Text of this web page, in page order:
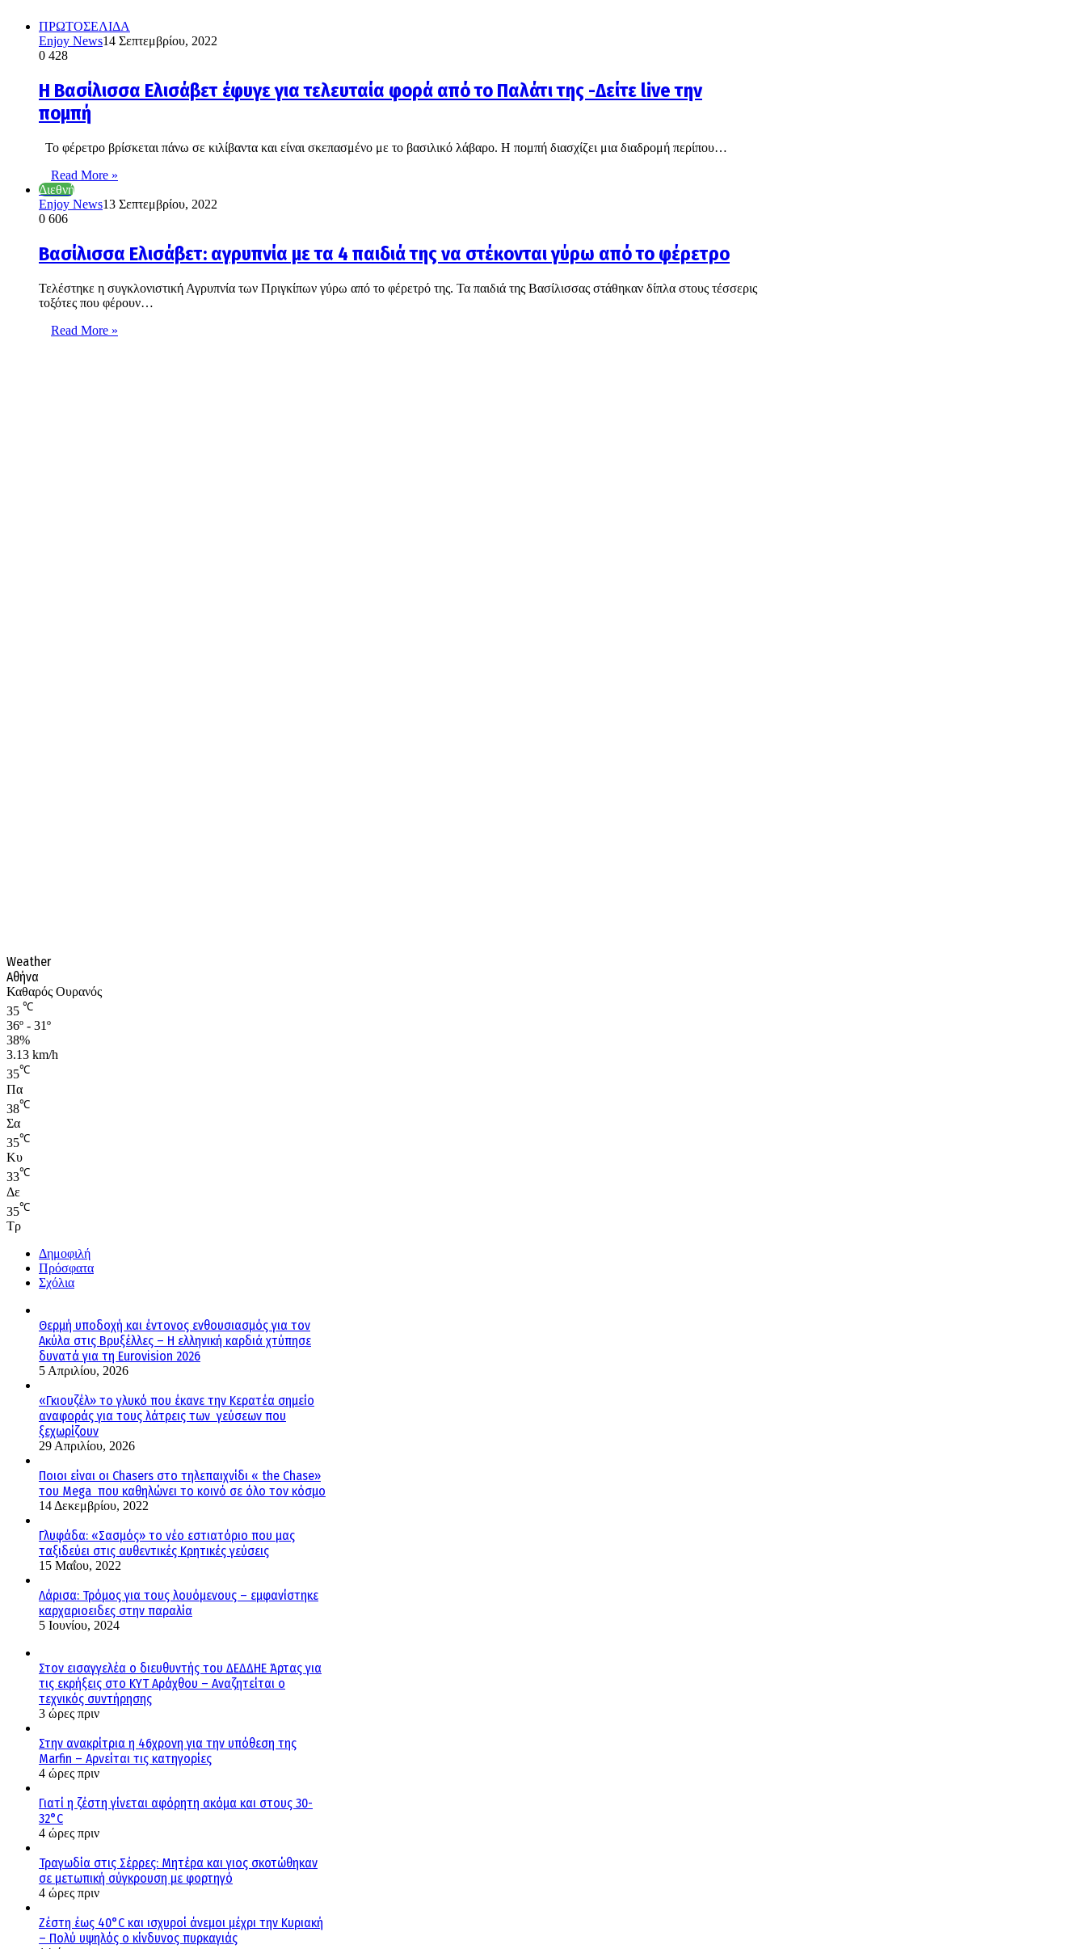
ΠΡΩΤΟΣΕΛΙΔΑ
Enjoy News14 Σεπτεμβρίου, 2022
0 428
H Βασίλισσα Ελισάβετ έφυγε για τελευταία φορά από το Παλάτι της -Δείτε live την
πομπή
Το φέρετρο βρίσκεται πάνω σε κιλίβαντα και είναι σκεπασμένο με το βασιλικό λάβαρο. Η πομπή διασχίζει μια διαδρομή περίπου…
Read More »
Διεθνή
Enjoy News13 Σεπτεμβρίου, 2022
0 606
Βασίλισσα Ελισάβετ: αγρυπνία με τα 4 παιδιά της να στέκονται γύρω από το φέρετρο
Τελέστηκε η συγκλονιστική Αγρυπνία των Πριγκίπων γύρω από το φέρετρό της. Τα παιδιά της Βασίλισσας στάθηκαν δίπλα στους τέσσερις
τοξότες που φέρουν…
Read More »
Weather
Αθήνα
Καθαρός Ουρανός
35 ℃
36º - 31º
38%
3.13 km/h
35℃
Πα
38℃
Σα
35℃
Κυ
33℃
Δε
35℃
Τρ
Δημοφιλή
Πρόσφατα
Σχόλια
Θερμή υποδοχή και έντονος ενθουσιασμός για τον
Ακύλα στις Βρυξέλλες – Η ελληνική καρδιά χτύπησε
δυνατά για τη Eurovision 2026
5 Απριλίου, 2026
«Γκιουζέλ» το γλυκό που έκανε την Κερατέα σημείο
αναφοράς για τους λάτρεις των γεύσεων που
ξεχωρίζουν
29 Απριλίου, 2026
Ποιοι είναι οι Chasers στο τηλεπαιχνίδι « the Chase»
του Mega που καθηλώνει το κοινό σε όλο τον κόσμο
14 Δεκεμβρίου, 2022
Γλυφάδα: «Σασμός» το νέο εστιατόριο που μας
ταξιδεύει στις αυθεντικές Κρητικές γεύσεις
15 Μαΐου, 2022
Λάρισα: Τρόμος για τους λουόμενους – εμφανίστηκε
καρχαριοειδες στην παραλία
5 Ιουνίου, 2024
Στον εισαγγελέα ο διευθυντής του ΔΕΔΔΗΕ Άρτας για
τις εκρήξεις στο ΚΥΤ Αράχθου – Αναζητείται ο
τεχνικός συντήρησης
3 ώρες πριν
Στην ανακρίτρια η 46χρονη για την υπόθεση της
Marfin – Αρνείται τις κατηγορίες
4 ώρες πριν
Γιατί η ζέστη γίνεται αφόρητη ακόμα και στους 30-
32°C
4 ώρες πριν
Τραγωδία στις Σέρρες: Μητέρα και γιος σκοτώθηκαν
σε μετωπική σύγκρουση με φορτηγό
4 ώρες πριν
Ζέστη έως 40°C και ισχυροί άνεμοι μέχρι την Κυριακή
– Πολύ υψηλός ο κίνδυνος πυρκαγιάς